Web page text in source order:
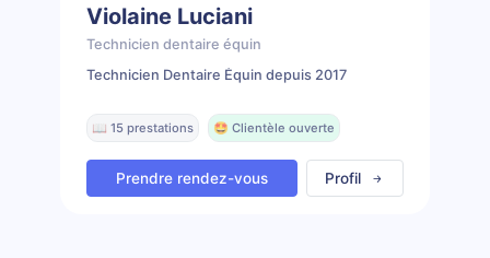
Violaine Luciani
Technicien dentaire équin
Technicien Dentaire Équin depuis 2017
📖 15 prestations 🤩 Clientèle ouverte
Prendre rendez-vous Profil